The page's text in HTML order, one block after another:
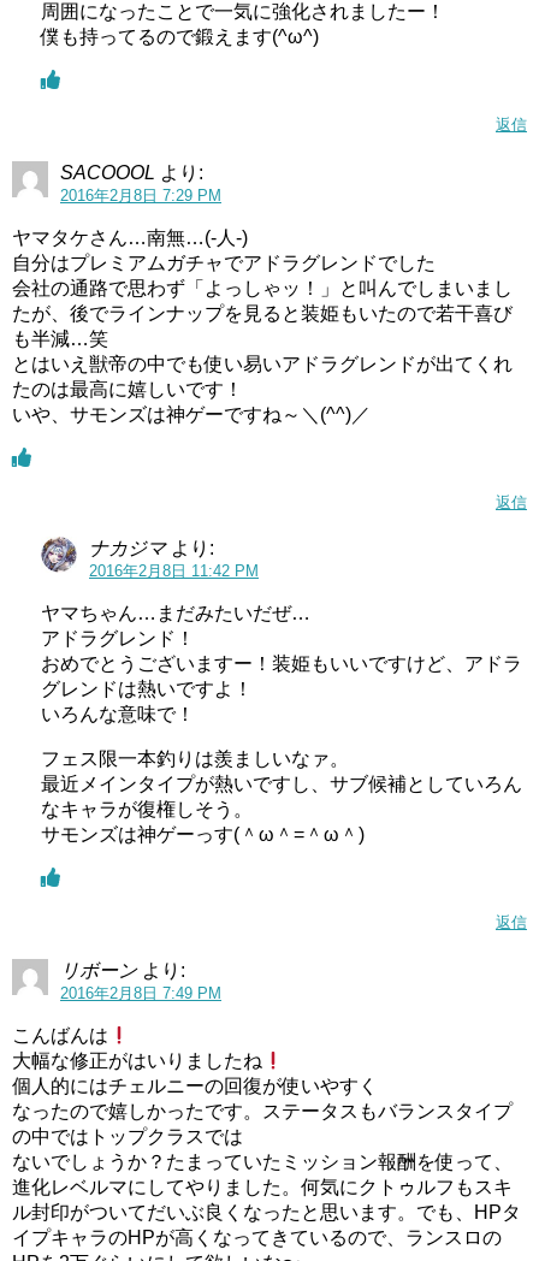
周囲になったことで一気に強化されましたー！
僕も持ってるので鍛えます(^ω^)
返信
SACOOOL より:
2016年2月8日 7:29 PM
ヤマタケさん…南無…(-人-)
自分はプレミアムガチャでアドラグレンドでした
会社の通路で思わず「よっしゃッ！」と叫んでしまいまし
たが、後でラインナップを見ると装姫もいたので若干喜び
も半減…笑
とはいえ獣帝の中でも使い易いアドラグレンドが出てくれ
たのは最高に嬉しいです！
いや、サモンズは神ゲーですね～＼(^^)／
返信
ナカジマ より:
2016年2月8日 11:42 PM
ヤマちゃん…まだみたいだぜ…
アドラグレンド！
おめでとうございますー！装姫もいいですけど、アドラ
グレンドは熱いですよ！
いろんな意味で！
フェス限一本釣りは羨ましいなァ。
最近メインタイプが熱いですし、サブ候補としていろん
なキャラが復権しそう。
サモンズは神ゲーっす(＾ω＾=＾ω＾)
返信
リボーン より:
2016年2月8日 7:49 PM
こんばんは
大幅な修正がはいりましたね
個人的にはチェルニーの回復が使いやすく
なったので嬉しかったです。ステータスもバランスタイプ
の中ではトップクラスでは
ないでしょうか？たまっていたミッション報酬を使って、
進化レベルマにしてやりました。何気にクトゥルフもスキ
ル封印がついてだいぶ良くなったと思います。でも、HPタ
イプキャラのHPが高くなってきているので、ランスロの